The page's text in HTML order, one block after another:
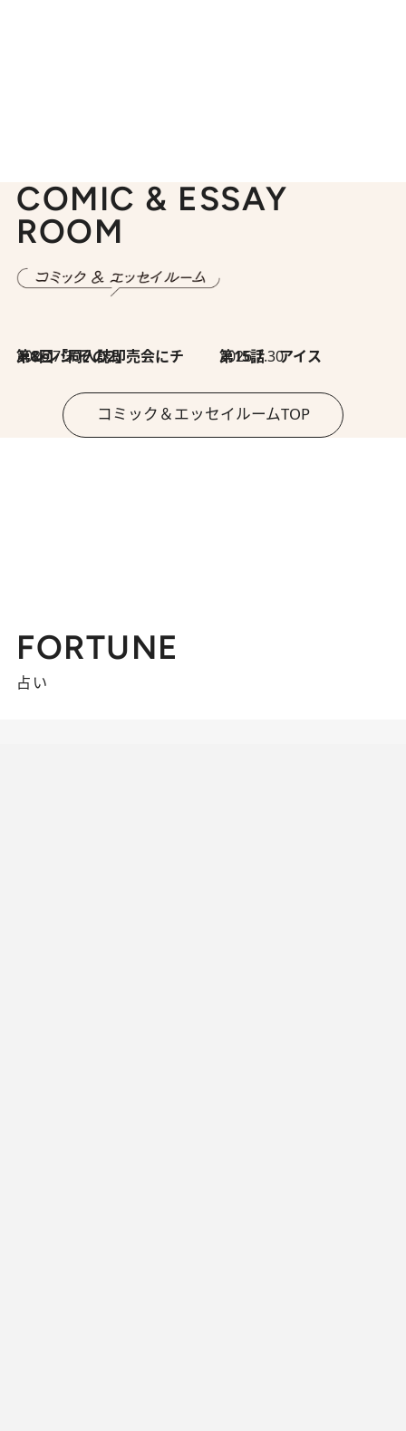
COMIC & ESSAY
ROOM
2026.7.30
第8回「同人誌即売会にチャレンジ その2」 2026.7.30
第15話 アイス
コミック＆エッセイルームTOP
FORTUNE
占い